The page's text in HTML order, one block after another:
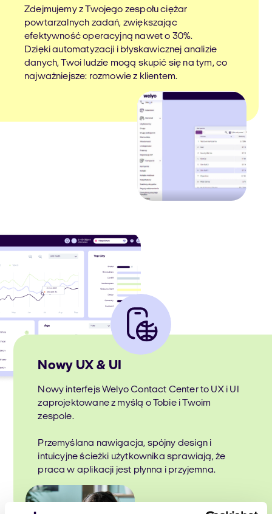
Zdejmujemy z Twojego zespołu ciężar
powtarzalnych zadań, zwiększając
efektywność operacyjną nawet o 30%.
Dzięki automatyzacji i błyskawicznej analizie
danych, Twoi ludzie mogą skupić się na tym, co
najważniejsze: rozmowie z klientem.
Nowy UX & UI
Nowy interfejs Welyo Contact Center to UX i UI
zaprojektowane z myślą o Tobie i Twoim
zespole.
Przemyślana nawigacja, spójny design i
intuicyjne ścieżki użytkownika sprawiają, że
praca w aplikacji jest płynna i przyjemna.